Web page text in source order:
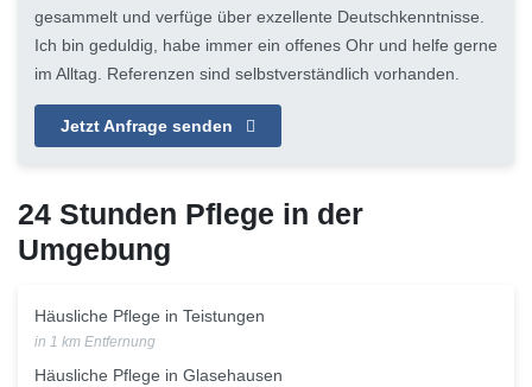
gesammelt und verfüge über exzellente Deutschkenntnisse.
Ich bin geduldig, habe immer ein offenes Ohr und helfe gerne
im Alltag. Referenzen sind selbstverständlich vorhanden.
Jetzt Anfrage senden
24 Stunden Pflege in der
Umgebung
Häusliche Pflege in Teistungen
in 1 km Entfernung
Häusliche Pflege in Glasehausen